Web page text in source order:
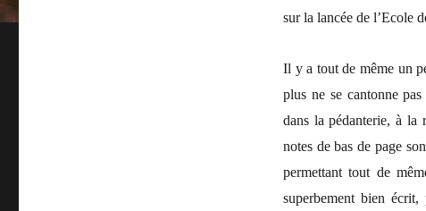
sur la lancée de l’Ecole
Il y a tout de même un
plus ne se cantonne
dans la pédanterie, à la
notes de bas de page
permettant tout de
superbement bien